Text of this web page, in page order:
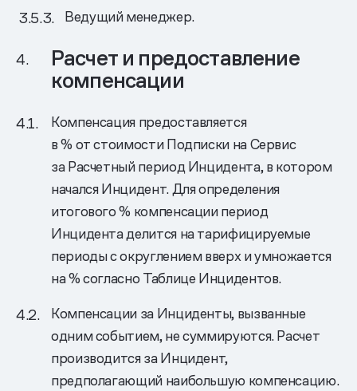
Ведущий менеджер.
Расчет и предоставление
компенсации
Компенсация предоставляется
в % от стоимости Подписки на Сервис
за Расчетный период Инцидента, в котором
начался Инцидент. Для определения
итогового % компенсации период
Инцидента делится на тарифицируемые
периоды с округлением вверх и умножается
на % согласно Таблице Инцидентов.
Компенсации за Инциденты, вызванные
одним событием, не суммируются. Расчет
производится за Инцидент,
предполагающий наибольшую компенсацию.